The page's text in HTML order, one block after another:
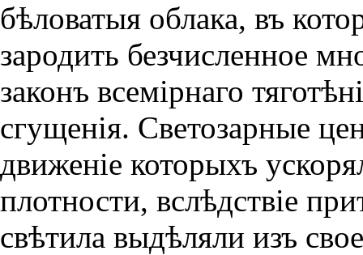
бѣловатыя облака, въ
зародить безчисленное
законъ всемiрнаго
сгущенiя. Светозарные
движенiе которыхъ
плотности, вслѣдствiе
свѣтила выдѣляли изъ